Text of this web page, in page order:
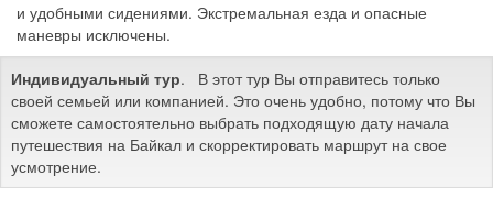
и удобными сидениями. Экстремальная езда и опасные
маневры исключены.
Индивидуальный тур. В этот тур Вы отправитесь только
своей семьей или компанией. Это очень удобно, потому что Вы
сможете самостоятельно выбрать подходящую дату начала
путешествия на Байкал и скорректировать маршрут на свое
усмотрение.